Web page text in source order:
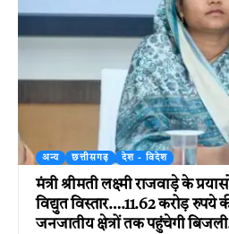
अन्य छत्तीसगढ़ देश - विदेश
मंत्री श्रीमती लक्ष्मी राजवाड़े के
विद्युत विस्तार….11.62 करोड़
जनजातीय क्षेत्रों तक पहुंचेगी